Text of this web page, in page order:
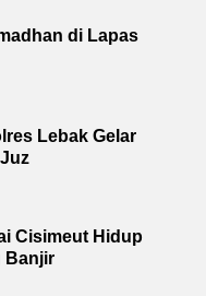
di Lapas
Lebak Gelar
Cisimeut Hidup
Banjir